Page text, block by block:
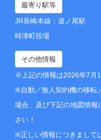
最寄り駅等
JR長崎本線：道ノ尾駅
時津町役場
その他情報
※上記の情報は2026年7月1
※自動／無人契約機の移転
場合、及び下記の地図情
さい！
※正しい情報につきまして